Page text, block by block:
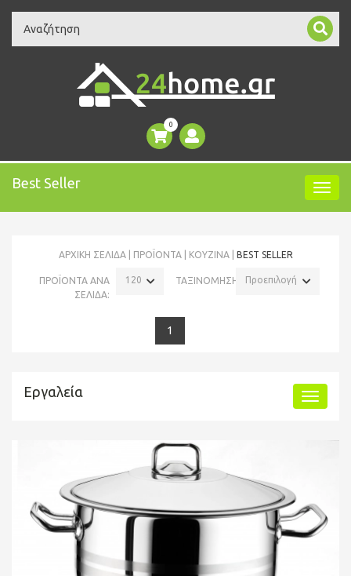
Search
0
Best Seller
ΑΡΧΙΚΉ ΣΕΛΊΔΑ ΠΡΟΪΌΝΤΑ ΚΟΥΖΙΝΑ BEST SELLER
ΠΡΟΪΟΝΤΑ ΑΝΑ
ΣΕΛΙΔΑ:
120 ΤΑΞΙΝΟΜΗΣΗ: Προεπιλογή
1
Εργαλεία